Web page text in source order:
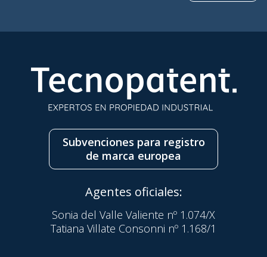
Subvenciones para registro
de marca europea
Agentes oficiales:
Sonia del Valle Valiente nº 1.074/X
Tatiana Villate Consonni nº 1.168/1